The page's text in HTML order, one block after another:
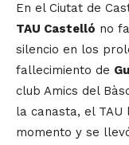
En el Ciutat de
TAU Castelló no
silencio en los
fallecimiento de
club Amics del
la canasta, el TAU
momento y se